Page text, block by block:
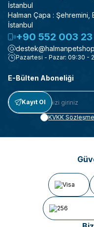
İstanbul
Halman Çapa :
İstanbul
+90 552 003 23
Pazartesi - Pazar: 09:30 -
E-Bülten Aboneliği
Kayıt Ol
KVKK